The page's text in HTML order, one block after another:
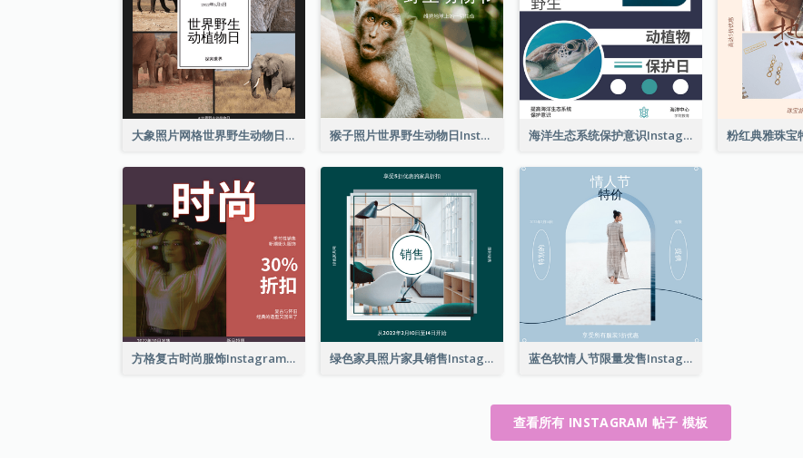
大象照片网格世界野生动物日Instagram帖子 猴子照片世界野生动物日Instagram帖子 海洋生态系统保护意识Instagram帖子
方格复古时尚服饰Instagram帖子 绿色家具照片家具销售Instagram帖子 蓝色软情人节限量发售Instagram帖子
查看所有 INSTAGRAM 帖子 模板